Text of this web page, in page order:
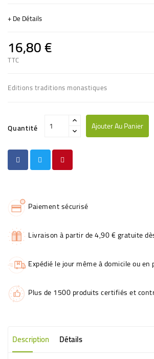
+ De Détails
16,80 €
TTC
Editions traditions monastiques
Quantité Ajouter Au Panier
Paiement sécurisé
Livraison à partir de 4,90 € gratuite
Expédié le jour même à domicile ou
Plus de 1500 produits certifiés et
Description Détails